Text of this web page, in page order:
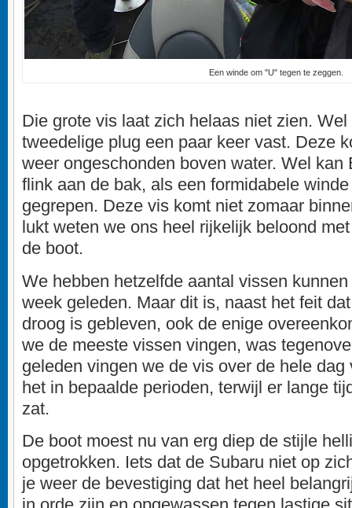
Een winde om "U" tegen te zeggen.
Die grote vis laat zich helaas niet zien.
tweedelige plug een paar keer vast. Deze
weer ongeschonden boven water. Wel kan
flink aan de bak, als een formidabele
gegrepen. Deze vis komt niet zomaar
lukt weten we ons heel rijkelijk beloond
de boot.
We hebben hetzelfde aantal vissen
week geleden. Maar dit is, naast het feit
droog is gebleven, ook de enige
we de meeste vissen vingen, was
geleden vingen we de vis over de hele dag
het in bepaalde perioden, terwijl er lange
zat.
De boot moest nu van erg diep de stijle
opgetrokken. Iets dat de Subaru niet op
je weer de bevestiging dat het heel